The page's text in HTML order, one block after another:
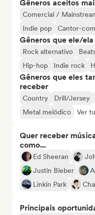
Gêneros aceitos
Comercial /
Indie pop
Cantor-
Gêneros que ele/ela
Rock alternativo
Hip-hop
Indie rock
Gêneros que eles
receber
Country Drill/Jersey
Metal melódico
Ver
Quer receber
como...
Ed Sheeran
Justin Bieber
Linkin Park
Principais